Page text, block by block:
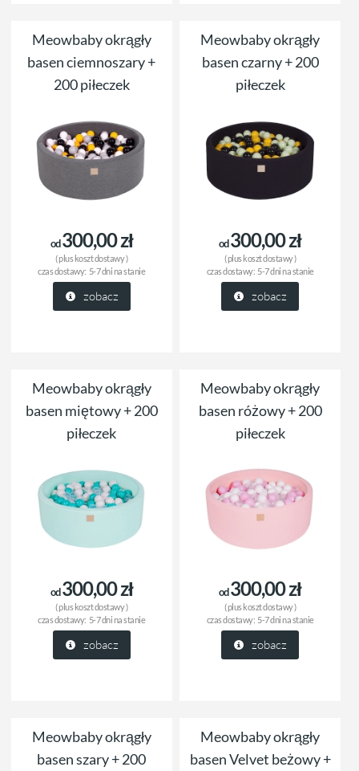
Meowbaby okrągły
basen ciemnoszary +
200 piłeczek
od300,00 zł
( pluskoszt dostawy)
czas dostawy: 5-7 dni na stanie
zobacz
Meowbaby okrągły
basen czarny + 200
piłeczek
od300,00 zł
( pluskoszt dostawy)
czas dostawy: 5-7 dni na stanie
zobacz
Meowbaby okrągły
basen miętowy + 200
piłeczek
od300,00 zł
( pluskoszt dostawy)
czas dostawy: 5-7 dni na stanie
zobacz
Meowbaby okrągły
basen różowy + 200
piłeczek
od300,00 zł
( pluskoszt dostawy)
czas dostawy: 5-7 dni na stanie
zobacz
Meowbaby okrągły
basen szary + 200
Meowbaby okrągły
basen Velvet beżowy +